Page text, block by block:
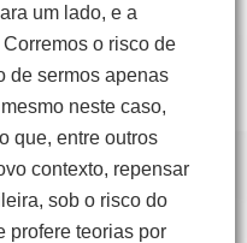
um lado, e a
o risco de
de sermos apenas
neste caso,
que, entre outros
contexto, repensar
sob o risco do
profere teorias por